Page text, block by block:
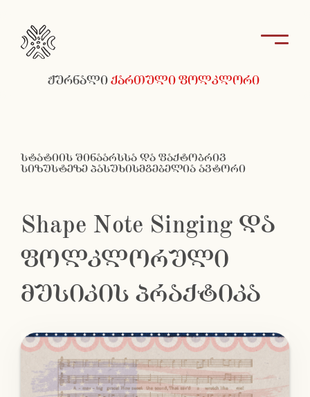
ჟურნალიქართული ფოლკლორი
სტატიის შინაარსსა და ფაქტობრივ
სიზუსტეზე პასუხისმგებელია ავტორი
Shape Note Singing და
ფოლკლორული
მუსიკის პრაქტიკა